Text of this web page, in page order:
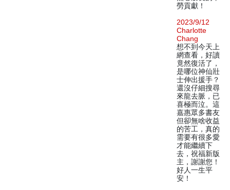
勞貢獻！
2023/9/12
Charlotte
Chang
想不到今天上
網查看，好讀
竟然復活了，
是哪位神仙壯
士伸出援手？
還沒仔細搜尋
來龍去脈，已
喜極而泣。這
嘉惠眾多書友
但卻無啥收益
的苦工，真的
需要有很多愛
才能繼續下
去，祝福新版
主，謝謝您！
好人一生平
安！